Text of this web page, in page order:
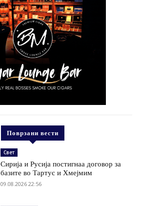
Поврзани вести
Свет
Сирија и Русија постигнаа договор за
базите во Тартус и Хмејмим
09.08.2026 22:56